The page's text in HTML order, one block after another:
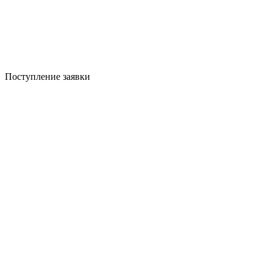
Поступление заявки